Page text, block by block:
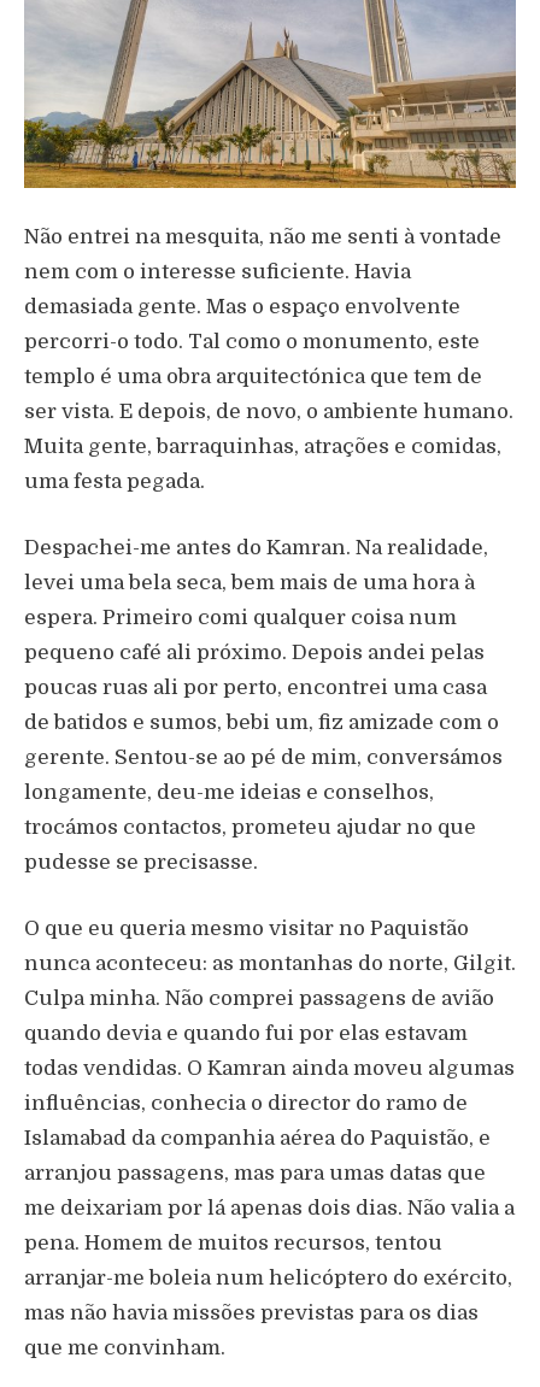
Não entrei na mesquita, não me senti à vontade
nem com o interesse suficiente. Havia
demasiada gente. Mas o espaço envolvente
percorri-o todo. Tal como o monumento, este
templo é uma obra arquitectónica que tem de
ser vista. E depois, de novo, o ambiente humano.
Muita gente, barraquinhas, atrações e comidas,
uma festa pegada.
Despachei-me antes do Kamran. Na realidade,
levei uma bela seca, bem mais de uma hora à
espera. Primeiro comi qualquer coisa num
pequeno café ali próximo. Depois andei pelas
poucas ruas ali por perto, encontrei uma casa
de batidos e sumos, bebi um, fiz amizade com o
gerente. Sentou-se ao pé de mim, conversámos
longamente, deu-me ideias e conselhos,
trocámos contactos, prometeu ajudar no que
pudesse se precisasse.
O que eu queria mesmo visitar no Paquistão
nunca aconteceu: as montanhas do norte, Gilgit.
Culpa minha. Não comprei passagens de avião
quando devia e quando fui por elas estavam
todas vendidas. O Kamran ainda moveu algumas
influências, conhecia o director do ramo de
Islamabad da companhia aérea do Paquistão, e
arranjou passagens, mas para umas datas que
me deixariam por lá apenas dois dias. Não valia a
pena. Homem de muitos recursos, tentou
arranjar-me boleia num helicóptero do exército,
mas não havia missões previstas para os dias
que me convinham.